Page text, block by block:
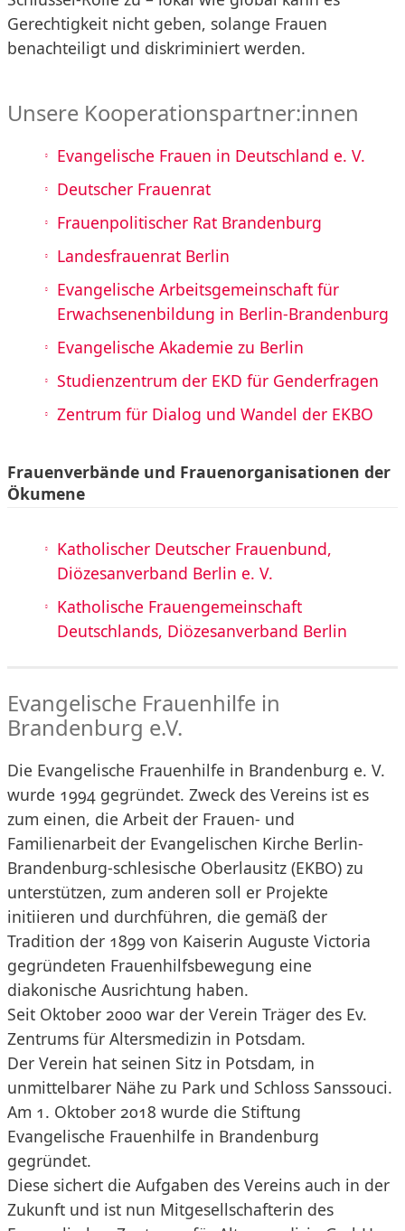
Gerechtigkeit nicht geben, solange Frauen
benachteiligt und diskriminiert werden.
Unsere Kooperationspartner:innen
Evangelische Frauen in Deutschland e. V.
Deutscher Frauenrat
Frauenpolitischer Rat Brandenburg
Landesfrauenrat Berlin
Evangelische Arbeitsgemeinschaft für
Erwachsenenbildung in Berlin-Brandenburg
Evangelische Akademie zu Berlin
Studienzentrum der EKD für Genderfragen
Zentrum für Dialog und Wandel der EKBO
Frauenverbände und Frauenorganisationen der
Ökumene
Katholischer Deutscher Frauenbund,
Diözesanverband Berlin e. V.
Katholische Frauengemeinschaft
Deutschlands, Diözesanverband Berlin
Evangelische Frauenhilfe in
Brandenburg e.V.
Die Evangelische Frauenhilfe in Brandenburg e. V.
wurde 1994 gegründet. Zweck des Vereins ist es
zum einen, die Arbeit der Frauen- und
Familienarbeit der Evangelischen Kirche Berlin-
Brandenburg-schlesische Oberlausitz (EKBO) zu
unterstützen, zum anderen soll er Projekte
initiieren und durchführen, die gemäß der
Tradition der 1899 von Kaiserin Auguste Victoria
gegründeten Frauenhilfsbewegung eine
diakonische Ausrichtung haben.
Seit Oktober 2000 war der Verein Träger des Ev.
Zentrums für Altersmedizin in Potsdam.
Der Verein hat seinen Sitz in Potsdam, in
unmittelbarer Nähe zu Park und Schloss Sanssouci.
Am 1. Oktober 2018 wurde die Stiftung
Evangelische Frauenhilfe in Brandenburg
gegründet.
Diese sichert die Aufgaben des Vereins auch in der
Zukunft und ist nun Mitgesellschafterin des